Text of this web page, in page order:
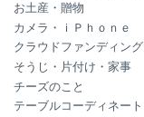
お土産・贈物
カメラ・ｉＰｈｏｎｅ
クラウドファンディング
そうじ・片付け・家事
チーズのこと
テーブルコーディネート